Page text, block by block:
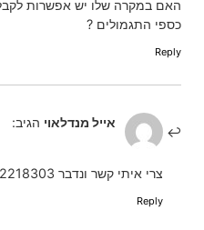
האם במקרה שלו יש אפשרות
כספי התגמולים ?
Reply
אייל מנדלאוי הגיב:
צרי איתי קשר ונדבר 0502218303
Reply